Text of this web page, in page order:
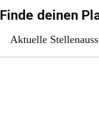
Finde deinen
Aktuelle